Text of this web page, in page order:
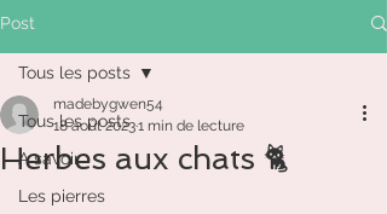
Post
Tous les posts
A savoir
Les pierres
Tous les posts
Herbes aux chats 🐈
madebygwen54
18 août 20231 min de lecture